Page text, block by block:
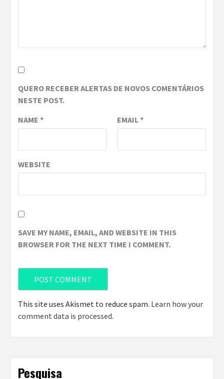
QUERO RECEBER ALERTAS DE NOVOS COMENTÁRIOS
NESTE POST.
NAME * EMAIL*
WEBSITE
SAVE MY NAME, EMAIL, AND WEBSITE IN THIS
BROWSER FOR THE NEXT TIME I COMMENT.
This site uses Akismet to reduce spam. Learn how your
comment data is processed.
Pesquisa